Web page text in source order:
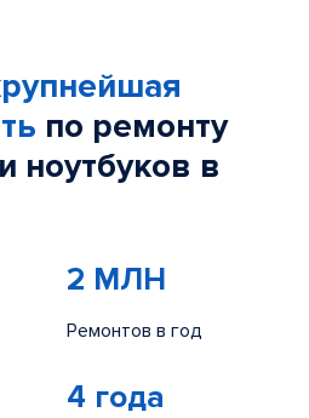
по ремонту
ноутбуков в
2 МЛН
Ремонтов в год
4 года